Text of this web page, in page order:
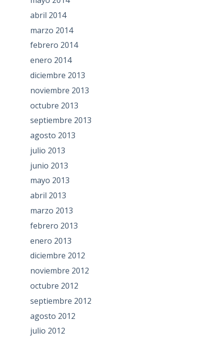
abril 2014
marzo 2014
febrero 2014
enero 2014
diciembre 2013
noviembre 2013
octubre 2013
septiembre 2013
agosto 2013
julio 2013
junio 2013
mayo 2013
abril 2013
marzo 2013
febrero 2013
enero 2013
diciembre 2012
noviembre 2012
octubre 2012
septiembre 2012
agosto 2012
julio 2012